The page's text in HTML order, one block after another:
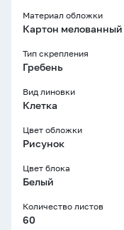
Материал обложки
Картон мелованный
Тип скрепления
Гребень
Вид линовки
Клетка
Цвет обложки
Рисунок
Цвет блока
Белый
Количество листов
60